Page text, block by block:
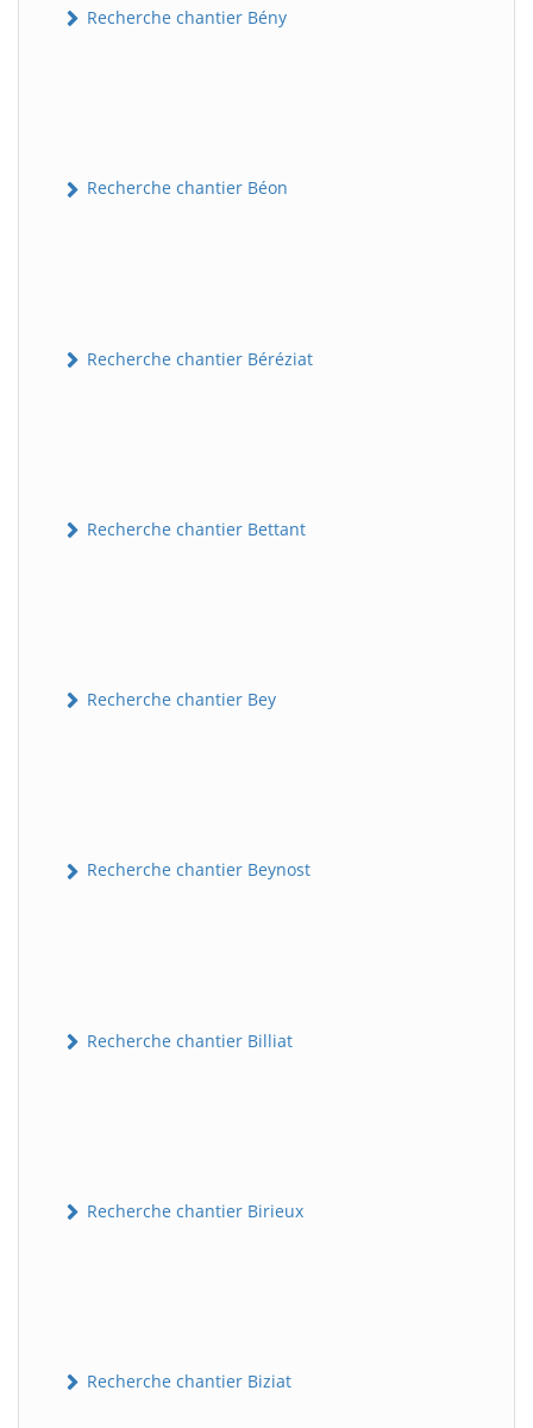
Recherche chantier Bény
Recherche chantier Béon
Recherche chantier Béréziat
Recherche chantier Bettant
Recherche chantier Bey
Recherche chantier Beynost
Recherche chantier Billiat
Recherche chantier Birieux
Recherche chantier Biziat